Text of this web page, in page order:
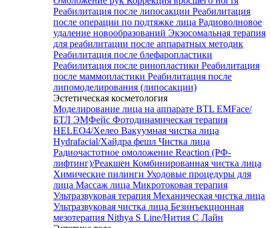
Реабилитация после липосакции Реабилитация
после операции по подтяжке лица Радиоволновое
удаление новообразований Экзосомальная терапия
для реабилитации после аппаратных методик
Реабилитация после блефаропластики
Реабилитация после ринопластики Реабилитация
после маммопластики Реабилитация после
липомоделирования (липосакции)
Эстетическая косметология
Моделирование лица на аппарате BTL EMFace/
БТЛ ЭМФейс Фотодинамическая терапия
HELEO4/Хелео Вакуумная чистка лица
Hydrafacial/Хайдра фешл Чистка лица
Радиочастотное омоложение Reaction (РФ-
лифтинг)/Реакшен Комбинированная чистка лица
Химические пилинги Уходовые процедуры для
лица Массаж лица Микротоковая терапия
Ультразвуковая терапия Механическая чистка лица
Ультразвуковая чистка лица Безинъекционная
мезотерапия Nithya S Line/Нития С Лайн